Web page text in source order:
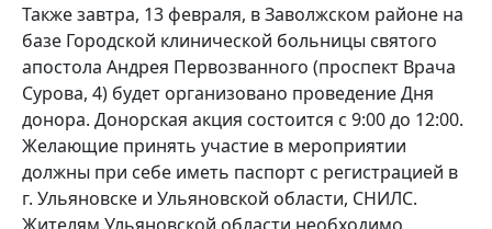
Также завтра, 13 февраля, в Заволжском районе на
базе Городской клинической больницы святого
апостола Андрея Первозванного (проспект Врача
Сурова, 4) будет организовано проведение Дня
донора. Донорская акция состоится с 9:00 до 12:00.
Желающие принять участие в мероприятии
должны при себе иметь паспорт с регистрацией в
г. Ульяновске и Ульяновской области, СНИЛС.